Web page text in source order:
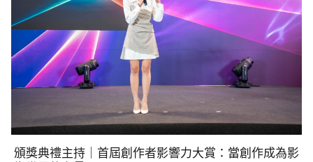
頒獎典禮主持｜首屆創作者影響力大賞：當創作成為影